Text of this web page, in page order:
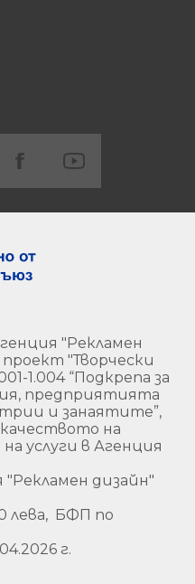
"Рекламен
"Творчески
1.004 “Подкрепа за
предприятията
и занаятите”,
на
услуги в Агенция
"Рекламен дизайн"
лева, БФП по
04.2026 г.